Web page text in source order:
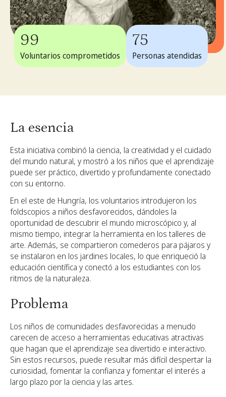
99
Voluntarios comprometidos
75
Personas atendidas
La esencia
Esta iniciativa combinó la ciencia, la creatividad y el cuidado
del mundo natural, y mostró a los niños que el aprendizaje
puede ser práctico, divertido y profundamente conectado
con su entorno.
En el este de Hungría, los voluntarios introdujeron los
foldscopios a niños desfavorecidos, dándoles la
oportunidad de descubrir el mundo microscópico y, al
mismo tiempo, integrar la herramienta en los talleres de
arte. Además, se compartieron comederos para pájaros y
se instalaron en los jardines locales, lo que enriqueció la
educación científica y conectó a los estudiantes con los
ritmos de la naturaleza.
Problema
Los niños de comunidades desfavorecidas a menudo
carecen de acceso a herramientas educativas atractivas
que hagan que el aprendizaje sea divertido e interactivo.
Sin estos recursos, puede resultar más difícil despertar la
curiosidad, fomentar la confianza y fomentar el interés a
largo plazo por la ciencia y las artes.